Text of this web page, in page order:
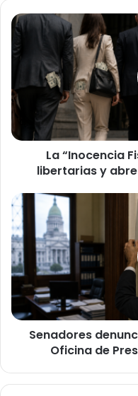
L
“
o
c
n
F
s
c
a
l
u
d
La “Inocencia
libertarias y
S
e
n
a
d
o
s
Senadores
Oficina de